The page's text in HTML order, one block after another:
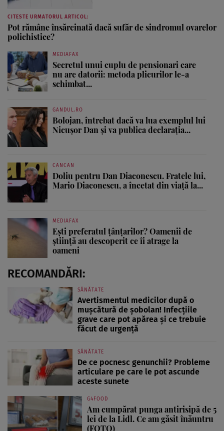
CITESTE URMATORUL ARTICOL:
Pot rămâne însărcinată dacă sufăr de sindromul ovarelor
polichistice?
MEDIAFAX
Secretul unui cuplu de pensionari care
nu are datorii: metoda plicurilor le-a
schimbat...
GANDUL.RO
Bolojan, întrebat dacă va lua exemplul lui
Nicușor Dan și va publica declarația...
CANCAN
Doliu pentru Dan Diaconescu. Fratele lui,
Mario Diaconescu, a încetat din viață la...
MEDIAFAX
Ești preferatul țânțarilor? Oamenii de
știință au descoperit ce îi atrage la
oameni
RECOMANDĂRI:
SĂNĂTATE
Avertismentul medicilor după o
mușcătură de șobolan! Infecțiile
grave care pot apărea și ce trebuie
făcut de urgență
SĂNĂTATE
De ce pocnesc genunchii? Probleme
articulare pe care le pot ascunde
aceste sunete
G4FOOD
Am cumpărat punga antirisipă de 5
lei de la Lidl. Ce am găsit înăuntru
(FOTO)